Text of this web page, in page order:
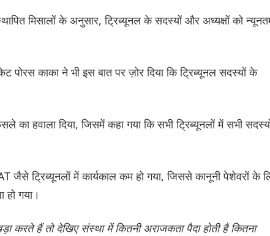
मिसालों के अनुसार, ट्रिब्यूनल के सदस्यों और अध्यक्षों को
पोरस काका ने भी इस बात पर ज़ोर दिया कि ट्रिब्यूनल सदस्यों के
का हवाला दिया, जिसमें कहा गया कि सभी ट्रिब्यूनलों में सभी
जैसे ट्रिब्यूनलों में कार्यकाल कम हो गया, जिससे कानूनी पेशेवरों के
गया।
हैं तो देखिए संस्था में कितनी अराजकता पैदा होती है कितना